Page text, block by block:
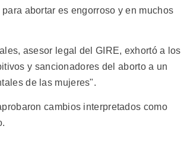
abortar es engorroso y en muchos
asesor legal del GIRE, exhortó a los
y sancionadores del aborto a un
de las mujeres".
cambios interpretados como